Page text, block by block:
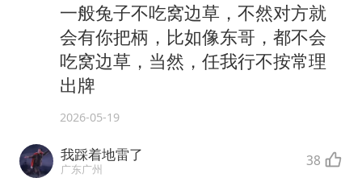
一般兔子不吃窝边草，不然对方就
会有你把柄，比如像东哥，都不会
吃窝边草，当然，任我行不按常理
出牌
2026-05-19
我踩着地雷了
广东广州 38